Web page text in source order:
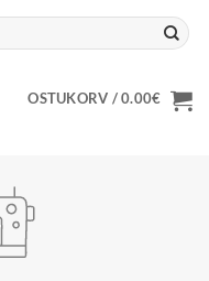
OSTUKORV /0.00€